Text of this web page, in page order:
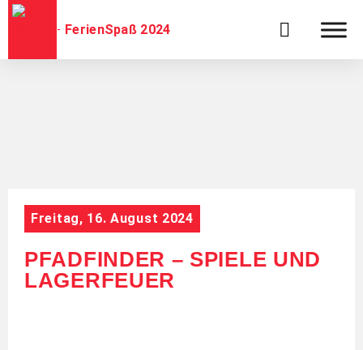
FerienSpaß 2024
Freitag, 16. August 2024
PFADFINDER – SPIELE UND
LAGERFEUER